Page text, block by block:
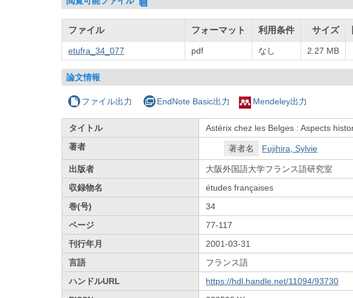
ファイル フォーマット 利用条件 サイズ
etufra_34_077 pdf なし 2.27 MB
論文情報
ファイル出力 EndNote Basic出力 Mendeley出力
タイトル
Astérix chez les Belges : Aspects
著者
著者名 Fujihira, Sylvie
出版者
大阪外国語大学フランス語研究室
収録物名
études françaises
巻(号)
34
ページ
77-117
刊行年月
2001-03-31
言語
フランス語
ハンドルURL
https://hdl.handle.net/11094/93730